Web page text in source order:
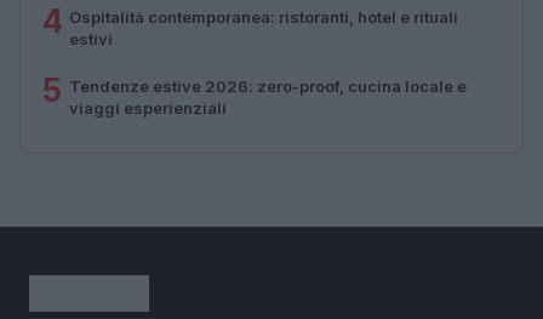
4 Ospitalità contemporanea: ristoranti, hotel e rituali
estivi
5 Tendenze estive 2026: zero-proof, cucina locale e
viaggi esperienziali